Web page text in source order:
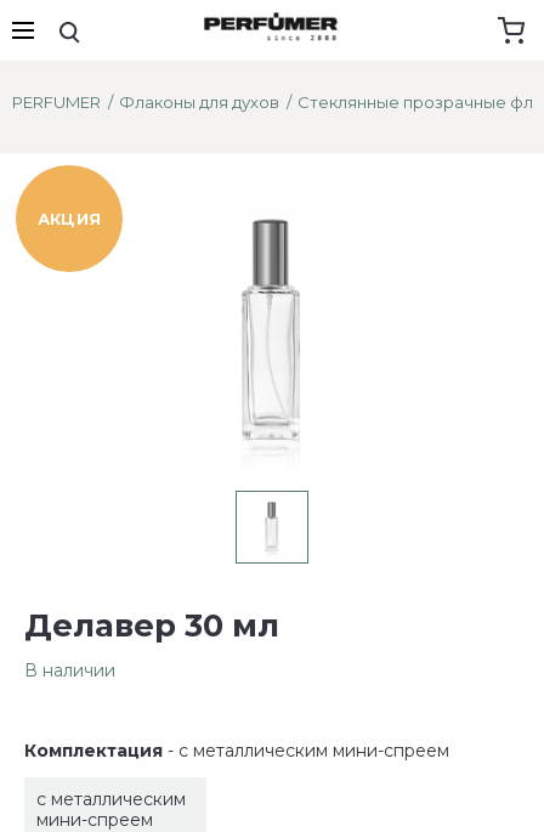
PERFUMER Флаконы для духов Стеклянные прозрачные
АКЦИЯ
Делавер 30 мл
В наличии
Комплектация - с металлическим мини-спреем
с металлическим
мини-спреем